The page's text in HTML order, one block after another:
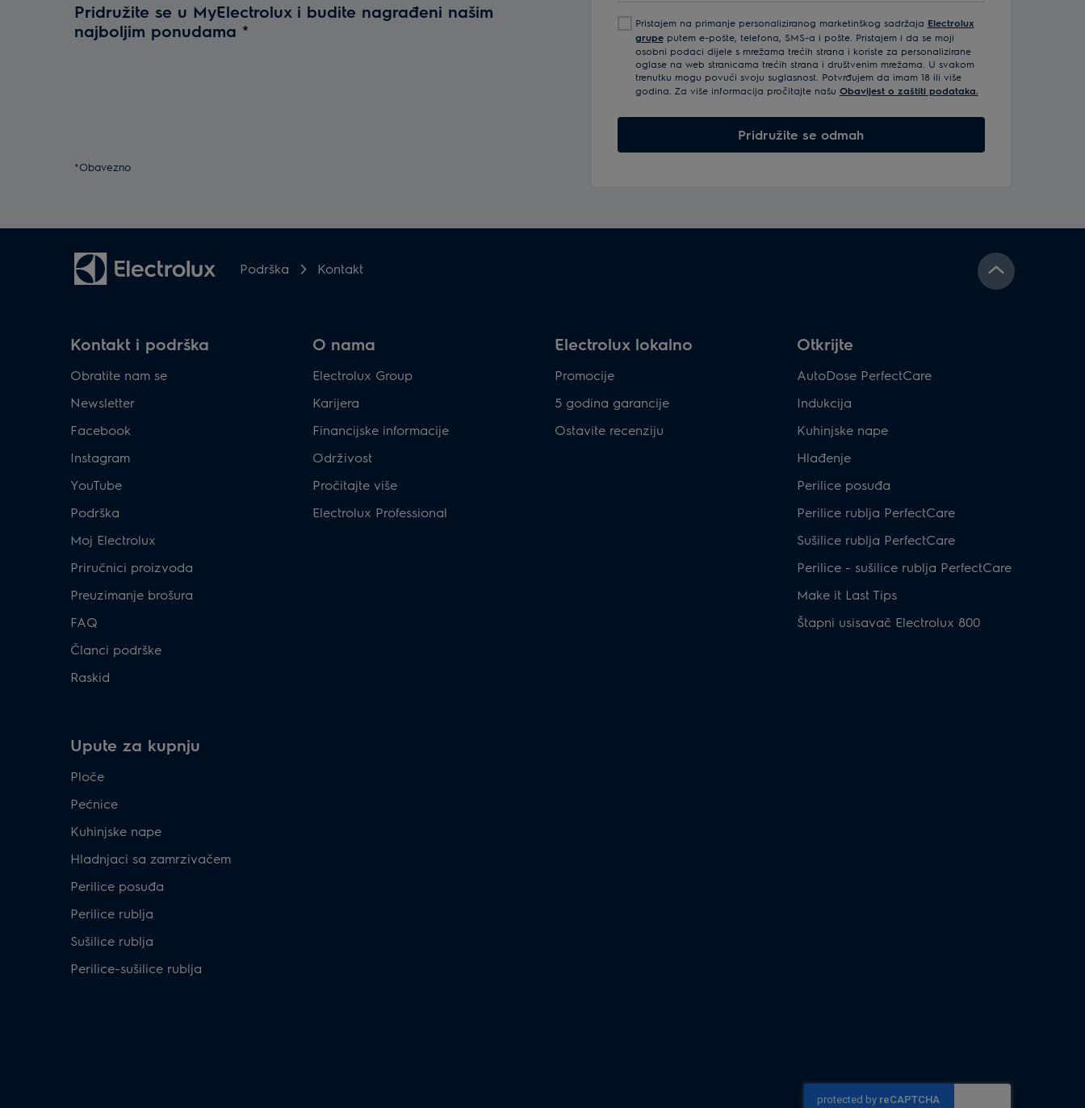
Pridružite se u MyElectrolux i budite nagrađeni našim
najboljim ponudama *
*Obavezno
mail
adresu
Pristajem na primanje personaliziranog marketinškog sadržaja Electrolux
grupeputem e-pošte, telefona, SMS-a i pošte. Pristajem i da se moji
osobni podaci dijele s mrežama trećih strana i koriste za personalizirane
oglase na web stranicama trećih strana i društvenim mrežama. U svakom
trenutku mogu povući svoju suglasnost. Potvrđujem da imam 18 ili više
godina. Za više informacija pročitajte našu Obavijest o zaštiti podataka.
Pridružite se odmah
Podrška Kontakt
Kontakt i podrška
Obratite nam se
Newsletter
Facebook
Instagram
YouTube
Podrška
Moj Electrolux
Priručnici proizvoda
Preuzimanje brošura
FAQ
Članci podrške
Raskid
O nama
Electrolux Group
Karijera
Financijske informacije
Održivost
Pročitajte više
Electrolux Professional
Electrolux lokalno
Promocije
5 godina garancije
Ostavite recenziju
Otkrijte
AutoDose PerfectCare
Indukcija
Kuhinjske nape
Hlađenje
Perilice posuđa
Perilice rublja PerfectCare
Sušilice rublja PerfectCare
Perilice - sušilice rublja PerfectCare
Make it Last Tips
Štapni usisavač Electrolux 800
Upute za kupnju
Ploče
Pećnice
Kuhinjske nape
Hladnjaci sa zamrzivačem
Perilice posuđa
Perilice rublja
Sušilice rublja
Perilice-sušilice rublja